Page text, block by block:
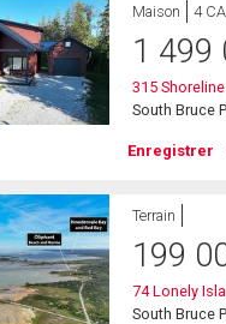
Maison 4
1 499
315
South Bruce
Enregistrer
Terrain
199
74 Lonely
South Bruce